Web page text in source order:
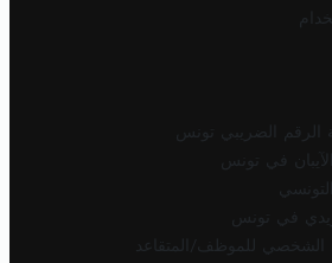
الضريبي تونس
في تونس
في تونس
للموظف/المتقاعد